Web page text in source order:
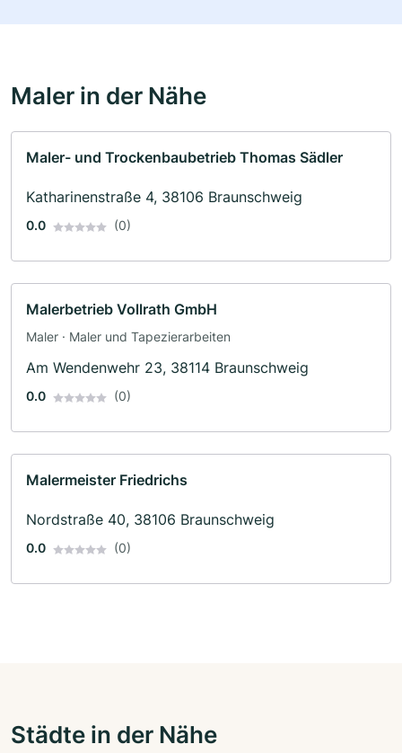
Maler in der Nähe
Maler- und Trockenbaubetrieb Thomas Sädler
Katharinenstraße 4, 38106 Braunschweig
0.0 (0)
Malerbetrieb Vollrath GmbH
Maler · Maler und Tapezierarbeiten
Am Wendenwehr 23, 38114 Braunschweig
0.0 (0)
Malermeister Friedrichs
Nordstraße 40, 38106 Braunschweig
0.0 (0)
Städte in der Nähe